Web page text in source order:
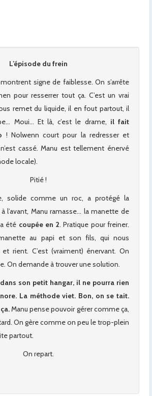
L’épisode du frein
signe de faiblesse. On s’arrête
pour resserrer tout ça. C’est un vrai
remet du liquide, il en fout partout, il
Moui… Et là, c’est le drame, il fait
! Nolwenn court pour la redresser et
cassé. Manu est tellement énervé
locale).
Pitié !
solide comme un roc, a protégé la
l’avant, Manu ramasse… la manette de
été coupée en 2. Pratique pour freiner.
au papi et son fils, qui nous
et rient. C’est (vraiment) énervant. On
On demande à trouver une solution.
son petit hangar, il ne pourra rien
La méthode viet. Bon, on se tait.
Manu pense pouvoir gérer comme ça,
On gère comme on peu le trop-plein
partout.
On repart.